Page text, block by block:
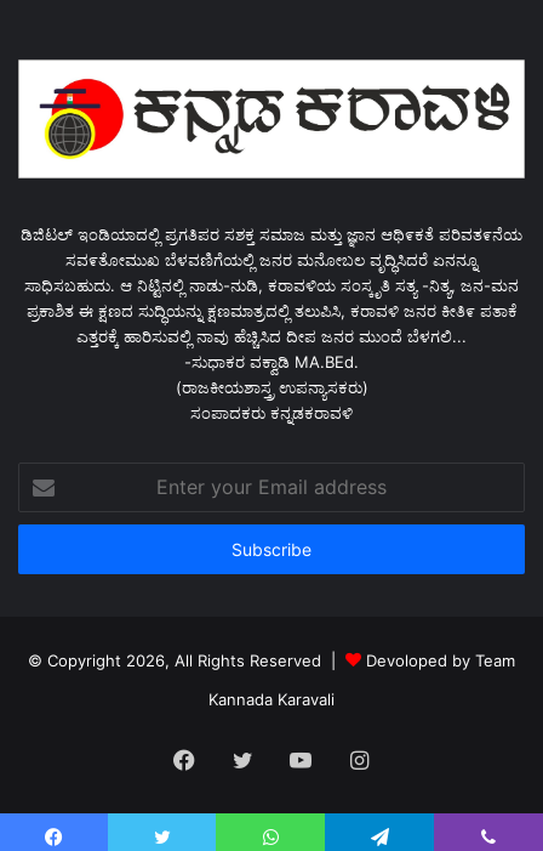
ಡಿಜಿಟಲ್ ಇಂಡಿಯಾದಲ್ಲಿ ಪ್ರಗತಿಪರ ಸಶಕ್ತ ಸಮಾಜ ಮತ್ತು ಜ್ಞಾನ ಆಥಿ೯ಕತೆ ಪರಿವತ೯ನೆಯ
ಸವ೯ತೋಮುಖ ಬೆಳವಣಿಗೆಯಲ್ಲಿ ಜನರ ಮನೋಬಲ ವೃದ್ಧಿಸಿದರೆ ಏನನ್ನೂ
ಸಾಧಿಸಬಹುದು. ಆ ನಿಟ್ಟಿನಲ್ಲಿ ನಾಡು-ನುಡಿ, ಕರಾವಳಿಯ ಸಂಸ್ಕೃತಿ ಸತ್ಯ -ನಿತ್ಯ, ಜನ-ಮನ
ಪ್ರಕಾಶಿತ ಈ ಕ್ಷಣದ ಸುದ್ಧಿಯನ್ನು ಕ್ಷಣಮಾತ್ರದಲ್ಲಿ ತಲುಪಿಸಿ, ಕರಾವಳಿ ಜನರ ಕೀತಿ೯ ಪತಾಕೆ
ಎತ್ತರಕ್ಕೆ ಹಾರಿಸುವಲ್ಲಿ ನಾವು ಹೆಚ್ಚಿಸಿದ ದೀಪ ಜನರ ಮುಂದೆ ಬೆಳಗಲಿ...
-ಸುಧಾಕರ ವಕ್ವಾಡಿ MA.BEd.
(ರಾಜಕೀಯಶಾಸ್ತ್ರ ಉಪನ್ಯಾಸಕರು)
ಸಂಪಾದಕರು ಕನ್ನಡಕರಾವಳಿ
your
Email
© Copyright 2026, All Rights Reserved |
Devoloped by Team
Kannada Karavali
Facebook
TwitterYouTubeInstagram